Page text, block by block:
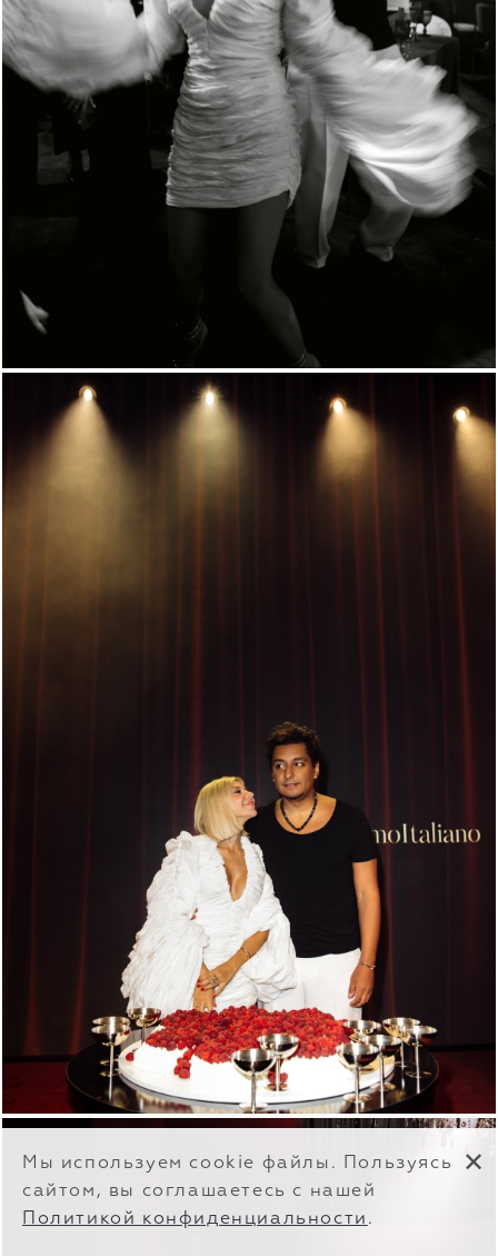
Мы используем cookie файлы. Пользуясь
сайтом, вы соглашаетесь с нашей
Политикой конфиденциальности .
✕